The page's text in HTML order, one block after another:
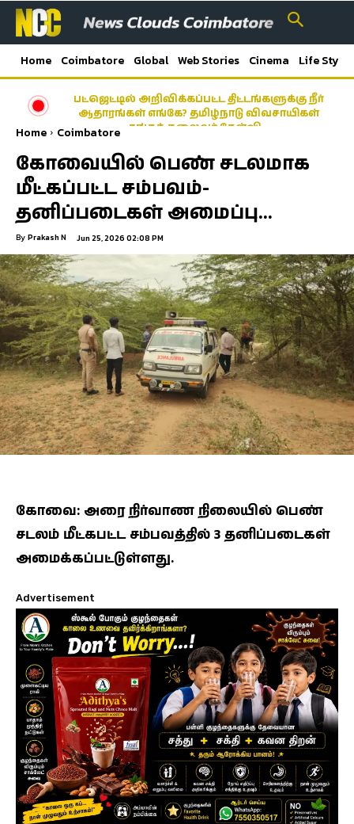
Home Coimbatore Global Web Stories Cinema Life Style
பட்ஜெட்டில் அறிவிக்கப்பட்ட திட்டங்களுக்கு நீர்
ஆதாரங்கள் எங்கே? தமிழ்நாடு விவசாயிகள்
சங்கத் தலைவர் கேள்வி…
Home Coimbatore
கோவையில் பெண் சடலமாக
மீட்கப்பட்ட சம்பவம்-
தனிப்படைகள் அமைப்பு…
By Prakash N Jun 25, 2026 02:08 PM
கோவை: அரை நிர்வாண நிலையில் பெண்
சடலம் மீட்கபட்ட சம்பவத்தில் 3 தனிப்படைகள்
அமைக்கப்பட்டுள்ளது.
Advertisement